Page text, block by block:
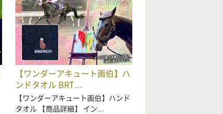
【ワンダーアキュート画伯】ハ
ンドタオル BRT…
【ワンダーアキュート画伯】ハンド
タオル 【商品詳細】 イン…